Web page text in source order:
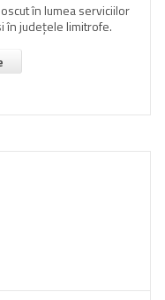
în lumea serviciilor
în judeţele limitrofe.